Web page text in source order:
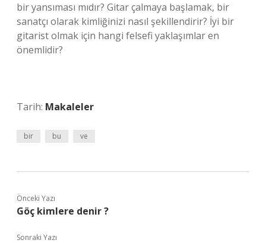
bir yansıması mıdır? Gitar çalmaya başlamak, bir
sanatçı olarak kimliğinizi nasıl şekillendirir? İyi bir
gitarist olmak için hangi felsefi yaklaşımlar en
önemlidir?
Tarih: Makaleler
bir bu ve
Önceki Yazı
Göç kimlere denir ?
Sonraki Yazı